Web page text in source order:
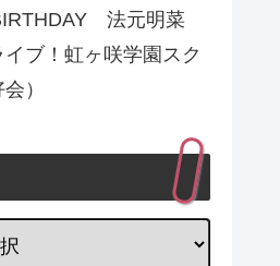
法元明菜
イブ！虹ヶ咲学園スク
）